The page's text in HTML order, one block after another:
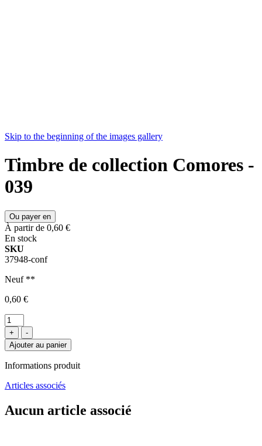
Skip to the beginning of the images gallery
Timbre de collection Comores -
039
Ou payer en
À partir de 0,60 €
En stock
SKU
37948-conf
Neuf **
0,60 €
+
-
Ajouter au panier
Informations produit
Articles associés
Aucun article associé